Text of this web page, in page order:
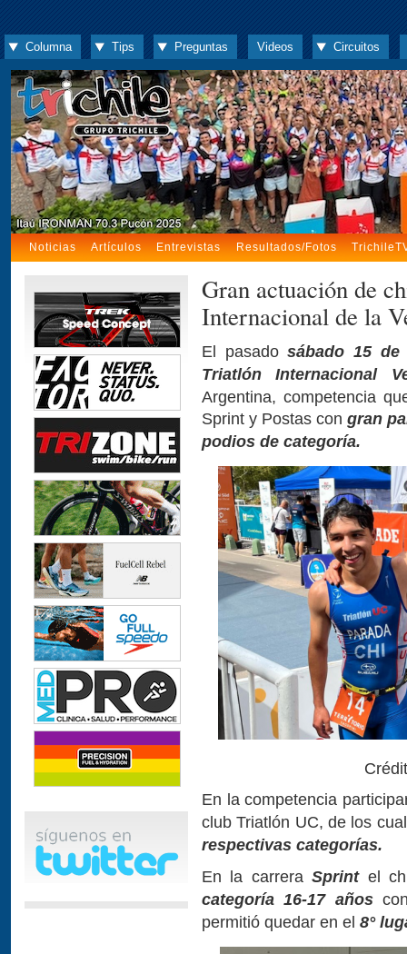
Columna Tips Preguntas Videos Circuitos
Noticias Artículos Entrevistas Resultados/Fotos
Gran actuación de
Internacional de la
El pasadosábado 15 de
Triatlón Internacional
Argentina, competencia
Sprint y Postas con gran
podios de categoría.
En la competencia
club Triatlón UC, de los
respectivas categorías.
En la carreraSprintel
categoría 16-17 años
permitió quedar en el 8°